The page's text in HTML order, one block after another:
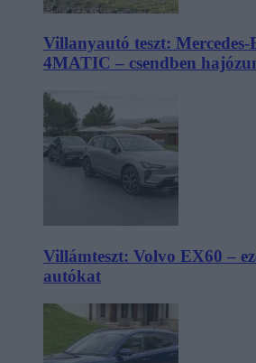
Villanyautó teszt:
4MATIC – csendben
Villámteszt: Volvo EX60 –
autókat